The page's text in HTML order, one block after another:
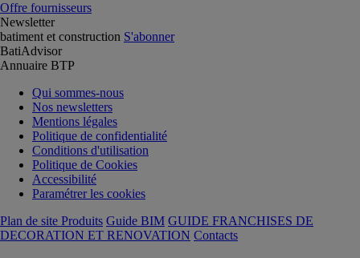
Offre fournisseurs
Newsletter
batiment et construction S'abonner
BatiAdvisor
Annuaire BTP
Qui sommes-nous
Nos newsletters
Mentions légales
Politique de confidentialité
Conditions d'utilisation
Politique de Cookies
Accessibilité
Paramétrer les cookies
Plan de site Produits Guide BIM GUIDE FRANCHISES DE
DECORATION ET RENOVATION Contacts